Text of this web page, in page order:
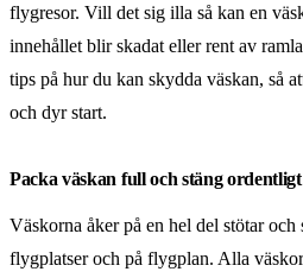
flygresor. Vill det sig illa så kan en
innehållet blir skadat eller rent av
tips på hur du kan skydda väskan, så
och dyr start.
Packa väskan full och stäng ordentligt
Väskorna åker på en hel del stötar och
flygplatser och på flygplan. Alla